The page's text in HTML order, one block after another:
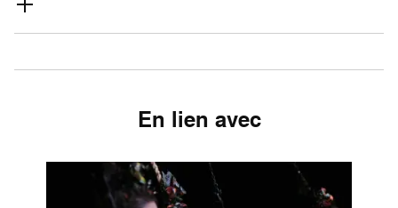
En lien avec